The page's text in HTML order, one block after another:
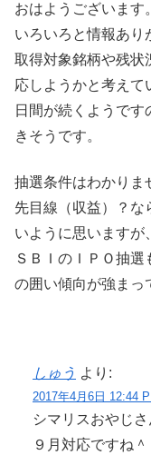
おはようございます。
いろいろと情報あり
取得対象銘柄や残状
応しようかと考えて
日間が続くようで
きそうです。
抽選条件はわかりま
先目線（収益）？な
いように思いますが
ＳＢＩのＩＰＯ抽
の囲い傾向が強まっ
しゅう より:
2017年4月6日 12:44
シマリスおやじさ
９月対応ですね＾